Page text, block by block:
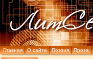
Главная О сайте Поэзия Проза